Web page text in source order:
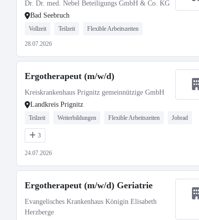
Dr. Dr. med. Nebel Beteiligungs GmbH & Co. KG
Bad Seebruch
Vollzeit Teilzeit Flexible Arbeitszeiten
28.07.2026
Ergotherapeut (m/w/d)
Kreiskrankenhaus Prignitz gemeinnützige GmbH
Landkreis Prignitz
Teilzeit Weiterbildungen Flexible Arbeitszeiten Jobrad
3
24.07.2026
Ergotherapeut (m/w/d) Geriatrie
Evangelisches Krankenhaus Königin Elisabeth
Herzberge